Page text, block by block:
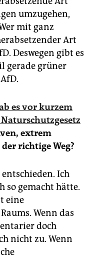
umzugehen,
mit ganz
Art
Deswegen gibt es
gerade grüner
es vor kurzem
extrem
richtige Weg?
Ich
so gemacht hätte.
eine
Wenn das
doch
nicht zu. Wenn